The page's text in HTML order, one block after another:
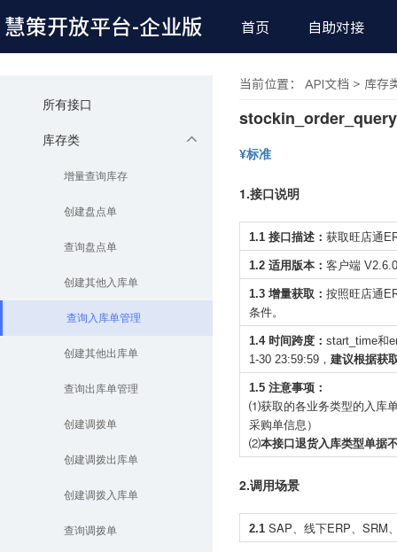
慧策开放平台-企业版 首页 自助对接
所有接口
库存类
增量查询库存
创建盘点单
查询盘点单
创建其他入库单
查询入库单管理
创建其他出库单
查询出库单管理
创建调拨单
创建调拨出库单
创建调拨入库单
查询调拨单
当前位置： API文档 > 库存
¥标准
1.接口说明
1.1 接口描述： 获取旺店通
1.2 适用版本： 客户端
1.3 增量获取： 按照旺店通
条件。
1.4 时间跨度： start_time和
1-30 23:59:59， 建议根据获
1.5 注意事项：
⑴获取的各业务类型的入库
采购单信息）
⑵本接口退货入库类型单据
2.调用场景
2.1 SAP、线下ERP、SRM